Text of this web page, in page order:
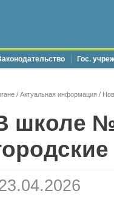
Гос.
/ Актуальная информация /
школе №